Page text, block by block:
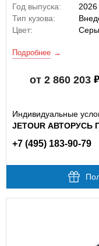
Год выпуска:
2026
Тип кузова:
Цвет:
Подробнее
от 2 860 203
Индивидуальные
JETOUR АВТОРУСЬ
+7 (495) 183-90-79